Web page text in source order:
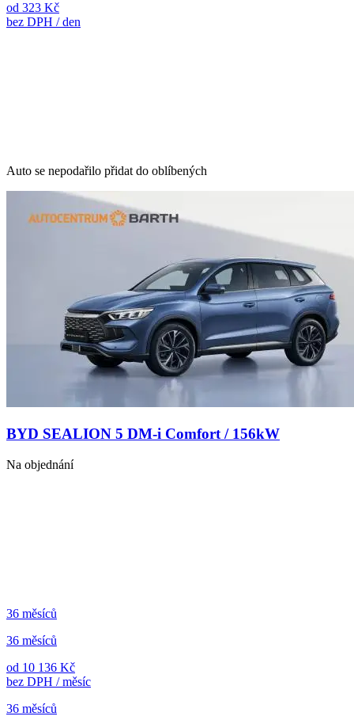
od 323 Kč
bez DPH / den
Auto se nepodařilo přidat do oblíbených
BYD SEALION 5 DM-i Comfort / 156kW
Na objednání
36 měsíců
36 měsíců
od 10 136 Kč
bez DPH / měsíc
36 měsíců